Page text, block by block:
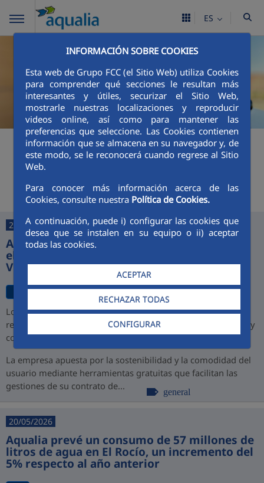
INFORMACIÓN SOBRE COOKIES
Esta web de Grupo FCC (el Sitio Web) utiliza Cookies
para comprender qué secciones le resultan más
interesantes y útiles, securizar el Sitio Web,
mostrarle nuestras localizaciones y reproducir
videos online, así como para mantener las
preferencias que seleccione. Las Cookies contienen
información que se almacena en su navegador y, de
este modo, se le reconocerá cuando regrese al Sitio
Web.
Para conocer más información acerca de las
Cookies, consulte nuestra Política de Cookies.
A continuación, puede i) configurar las cookies que
desea que se instalen en su equipo o ii) aceptar
todas las cookies.
ACEPTAR
RECHAZAR TODAS
CONFIGURAR
ES
+ Buscador
Últimas noticias
25/06/2026
Aquajerez digitaliza la gestión del agua con
el lanzamiento de sus nuevas App y Oficina
Virtual
Los nuevos canales permiten a los ciudadanos de Jerez
realizar todos sus trámites sin esperas, sin desplazamientos y
con disponibilidad total las 24 horas los 365 días del año
La empresa apuesta por la sostenibilidad y la comodidad del
usuario mediante herramientas gratuitas que facilitan las
gestiones de su contrato de...
general
20/05/2026
Aqualia prevé un consumo de 57 millones de
litros de agua en El Rocío, un incremento del
5% respecto al año anterior